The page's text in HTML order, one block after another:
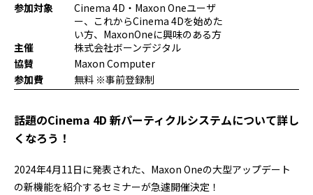
x
参加対象
Cinema 4D・Maxon Oneユーザ
ー、これからCinema 4Dを始めた
い方、MaxonOneに興味のある方
主催
株式会社ボーンデジタル
協賛
Maxon Computer
参加費
無料 ※事前登録制
話題のCinema 4D 新パーティクルシステムについて詳し
くなろう！
2024年4月11日に発表された、Maxon Oneの大型アップデート
の新機能を紹介するセミナーが急遽開催決定！